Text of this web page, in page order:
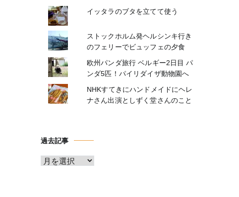
イッタラのブタを立てて使う
ストックホルム発ヘルシンキ行き
のフェリーでビュッフェの夕食
欧州パンダ旅行 ベルギー2日目 パ
ンダ5匹！パイリダイザ動物園へ
NHKすてきにハンドメイドにヘレ
ナさん出演としずく堂さんのこと
過去記事
ア